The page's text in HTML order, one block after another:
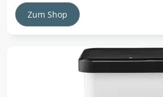
Zum Shop